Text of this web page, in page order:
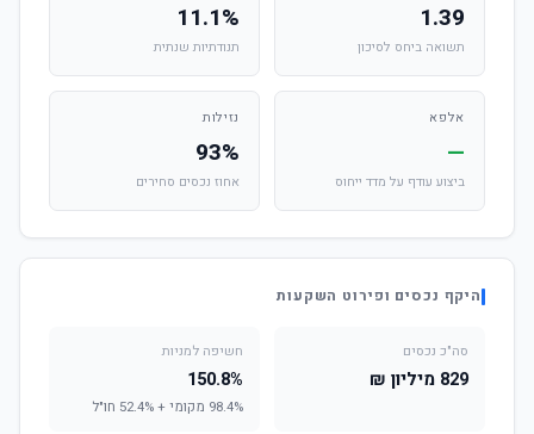
1.39
תשואה ביחס לסיכון
11.1%
תנודתיות שנתית
אלפא
—
ביצוע עודף על מדד ייחוס
נזילות
93%
אחוז נכסים סחירים
היקף נכסים ופירוט השקעות
סה"כ נכסים
829 מיליון ₪
חשיפה למניות
150.8%
98.4% מקומי + 52.4% חו"ל